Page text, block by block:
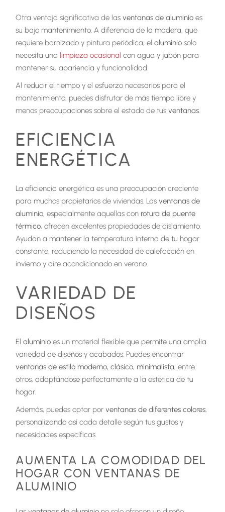
Otra ventaja significativa de lasventanas de aluminio es
su bajo mantenimiento. A diferencia de la madera, que
requiere barnizado y pintura periódica, elaluminio solo
necesita una limpieza ocasional con agua y jabón para
mantener su apariencia y funcionalidad.
Al reducir el tiempo y el esfuerzo necesarios para el
mantenimiento, puedes disfrutar de más tiempo libre y
menos preocupaciones sobre el estado de tusventanas.
EFICIENCIA
ENERGÉTICA
La eficiencia energética es una preocupación creciente
para muchos propietarios de viviendas. Lasventanas de
aluminio, especialmente aquellas con rotura de puente
térmico, ofrecen excelentes propiedades de aislamiento.
Ayudan a mantener la temperatura interna de tu hogar
constante, reduciendo la necesidad de calefacción en
invierno y aire acondicionado en verano.
VARIEDAD DE
DISEÑOS
Elaluminio es un material flexible que permite una amplia
variedad de diseños y acabados. Puedes encontrar
ventanas de estilo moderno, clásico, minimalista, entre
otros, adaptándose perfectamente a la estética de tu
hogar.
Además, puedes optar porventanas de diferentes colores,
personalizando así cada detalle según tus gustos y
necesidades específicas.
AUMENTA LA COMODIDAD DEL
HOGAR CON VENTANAS DE
ALUMINIO